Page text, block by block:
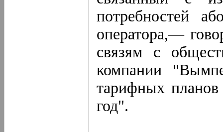
потребностей
оператора,—
связям с
компании
тарифных планов
год".